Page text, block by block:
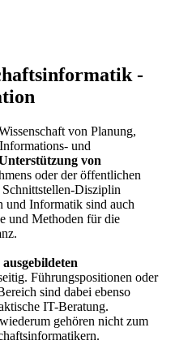
-
von Planung,
und
von
oder der öffentlichen
Disziplin
und Informatik sind auch
und Methoden für die
Führungspositionen oder
sind dabei ebenso
IT-Beratung.
gehören nicht zum